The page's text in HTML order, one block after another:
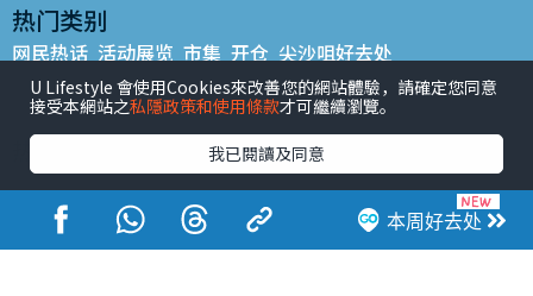
本周好去处
热门类别
网民热话 活动展览 市集 开仓 尖沙咀好去处
铜锣湾好去处 元朗好去处 荃湾好去处 旺角好去处 社会
餐厅情报 户外郊游
热门标签
#UGO揾好去处 #人气活动推介 #美食社群热话
#亲子玩乐好去处
#ULifestyle应用程式
#限时抢
#UJetso礼物放送
#ULifestyle商户中心 #著数 #网络热话
U Lifestyle 會使用Cookies來改善您的網站體驗，請確定您同意
接受本網站之私隱政策和使用條款才可繼續瀏覽。
我已閱讀及同意